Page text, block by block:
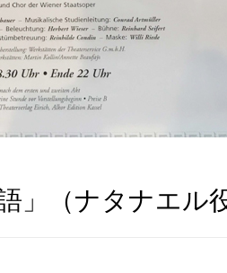
」（ナタナエル